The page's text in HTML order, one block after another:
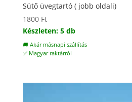
Sütő üvegtartó ( jobb oldali)
1800 Ft
Készleten: 5 db
🚚 Akár másnapi szállítás
✅ Magyar raktárról